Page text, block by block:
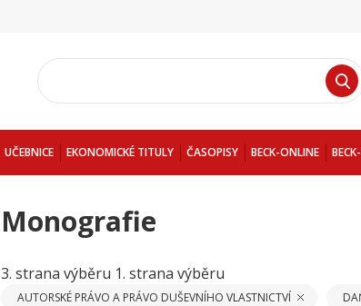
UČEBNICE EKONOMICKÉ TITULY ČASOPISY BECK-ONLINE
Monografie
3. strana výběru 1. strana výběru
AUTORSKÉ PRÁVO A PRÁVO DUŠEVNÍHO VLASTNICTVÍ